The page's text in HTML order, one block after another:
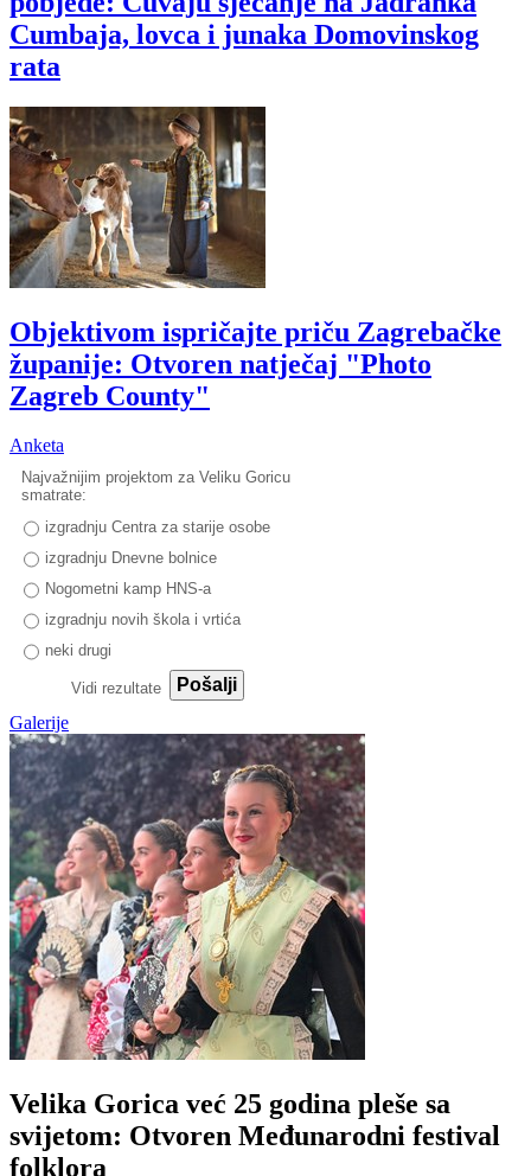
Cumbaja, lovca i junaka Domovinskog
rata
Objektivom ispričajte priču Zagrebačke
županije: Otvoren natječaj "Photo
Zagreb County"
Anketa
Najvažnijim projektom za Veliku Goricu
smatrate:
izgradnju Centra za starije osobe
izgradnju Dnevne bolnice
Nogometni kamp HNS-a
izgradnju novih škola i vrtića
neki drugi
Vidi rezultate
Pošalji
Galerije
Velika Gorica već 25 godina pleše sa
svijetom: Otvoren Međunarodni festival
folklora